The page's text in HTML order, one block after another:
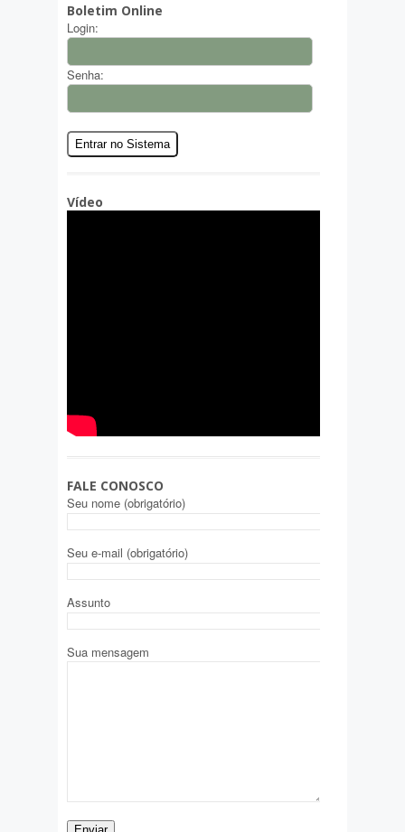
Boletim Online
Login:
Senha:
Vídeo
FALE CONOSCO
Seu nome (obrigatório)
Seu e-mail (obrigatório)
Assunto
Sua mensagem